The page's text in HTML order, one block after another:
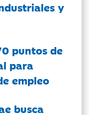
y
puntos de
para
empleo
busca